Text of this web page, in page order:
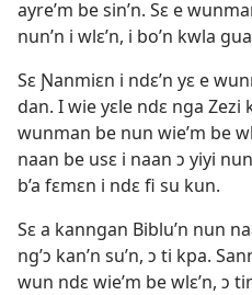
ayre’m be sin’n. Sɛ e
nun’n i wlɛ’n, i bo’n kwla
Sɛ Ɲanmiɛn i ndɛ’n yɛ e
dan. I wie yɛle ndɛ nga Zezi
wunman be nun wie’m be
naan be usɛ i naan ɔ yiyi
b’a fɛmɛn i ndɛ fi su kun.
Sɛ a kanngan Biblu’n nun
ng’ɔ kan’n su’n, ɔ ti kpa.
wun ndɛ wie’m be wlɛ’n, ɔ